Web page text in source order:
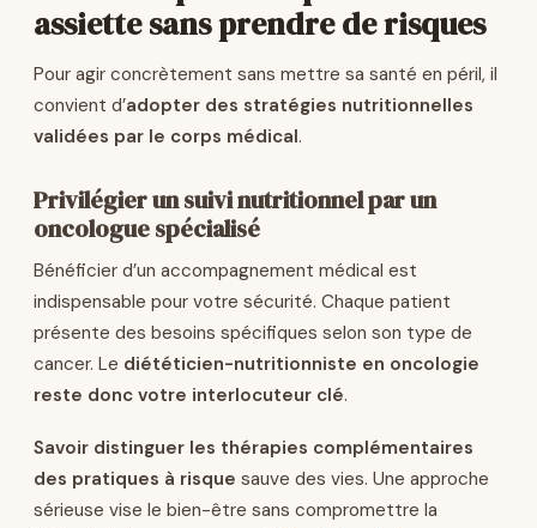
assiette sans prendre de risques
Pour agir concrètement sans mettre sa santé en péril, il
convient d’adopter des stratégies nutritionnelles
validées par le corps médical.
Privilégier un suivi nutritionnel par un
oncologue spécialisé
Bénéficier d’un accompagnement médical est
indispensable pour votre sécurité. Chaque patient
présente des besoins spécifiques selon son type de
cancer. Le diététicien-nutritionniste en oncologie
reste donc votre interlocuteur clé.
Savoir distinguer les thérapies complémentaires
des pratiques à risque sauve des vies. Une approche
sérieuse vise le bien-être sans compromettre la